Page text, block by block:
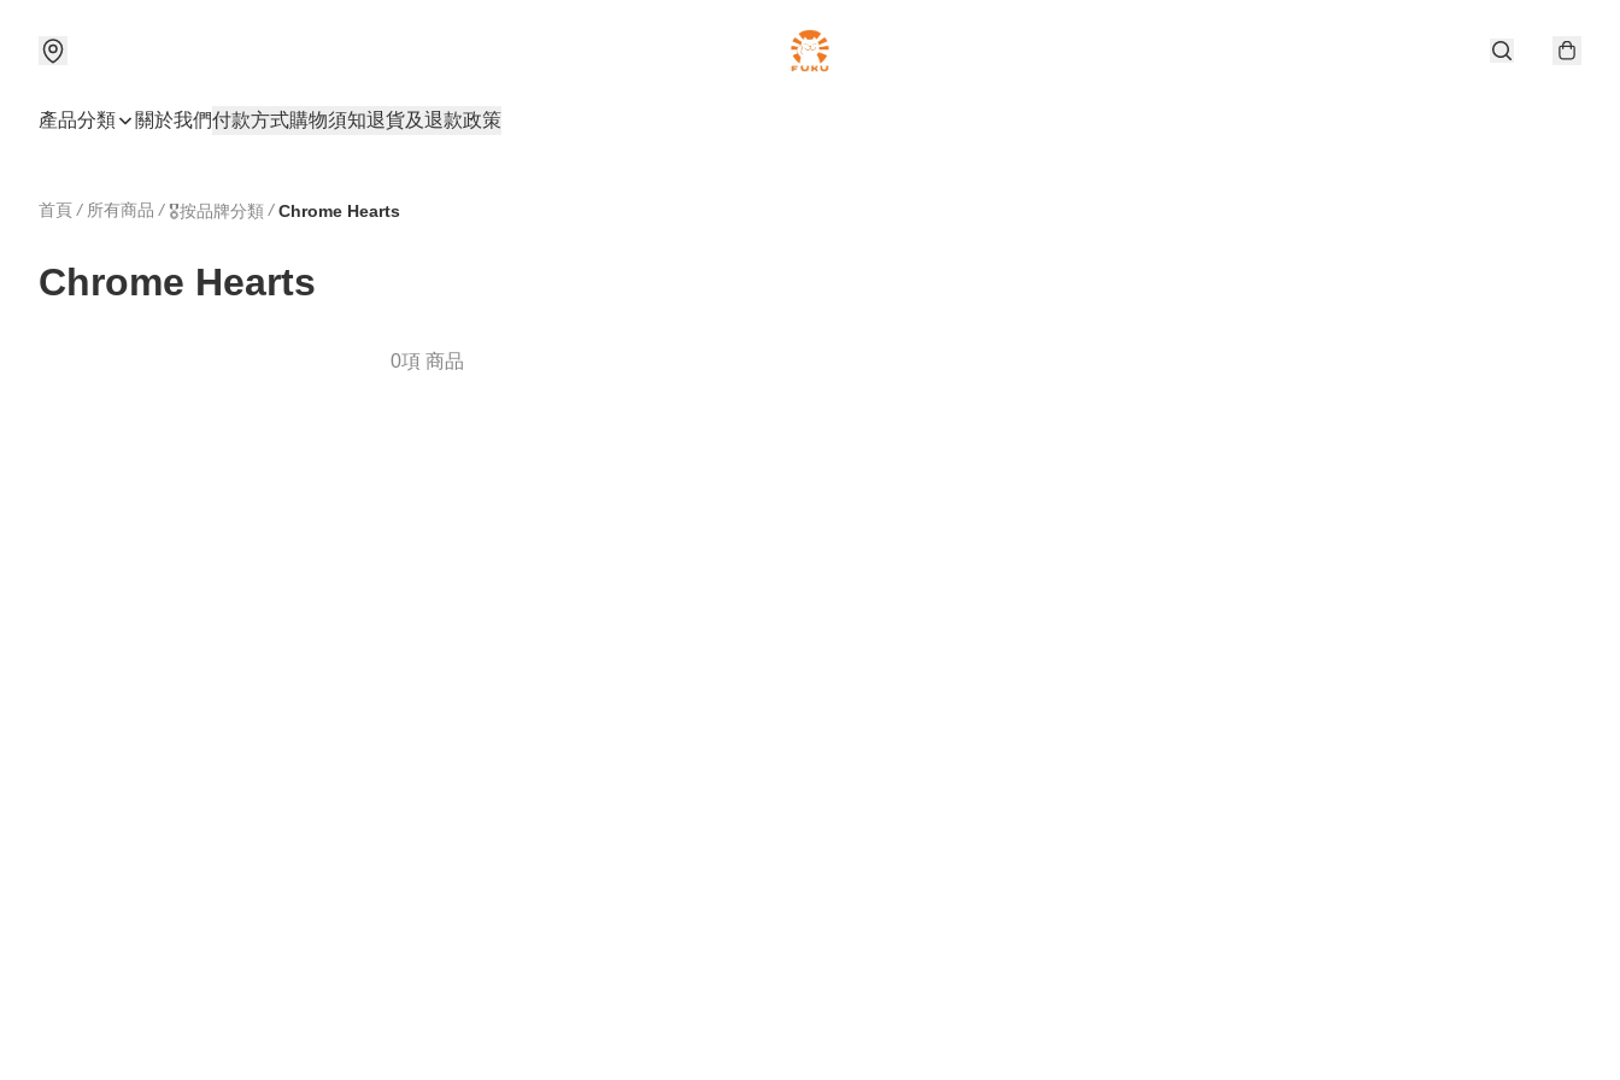
產品分類 關於我們付款方式購物須知退貨及退款政策
首頁 / 所有商品 / 🎖️按品牌分類 / Chrome Hearts
Chrome Hearts
0項 商品